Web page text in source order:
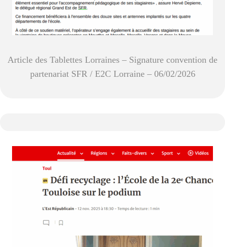
Article des Tablettes Lorraines – Signature convention de
partenariat SFR / E2C Lorraine – 06/02/2026